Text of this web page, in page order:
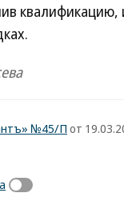
квалификацию,
№45/П от